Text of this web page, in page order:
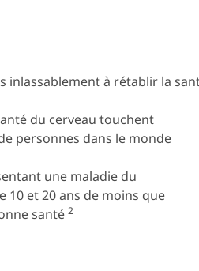
inlassablement à rétablir la
du cerveau touchent
personnes dans le monde
une maladie du
10 et 20 ans de moins que
santé 2